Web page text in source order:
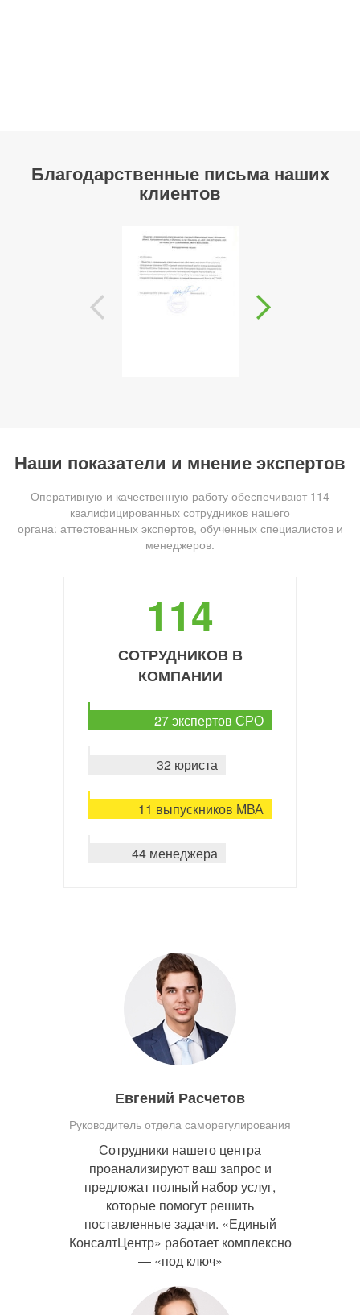
Благодарственные письма наших
клиентов
Наши показатели и мнение экспертов
Оперативную и качественную работу обеспечивают 114
квалифицированных сотрудников нашего
органа: аттестованных экспертов, обученных специалистов и
менеджеров.
114
СОТРУДНИКОВ В
КОМПАНИИ
27 экспертов СРО
32 юриста
11 выпускников МВА
44 менеджера
Евгений Расчетов
Руководитель отдела саморегулирования
Сотрудники нашего центра
проанализируют ваш запрос и
предложат полный набор услуг,
которые помогут решить
поставленные задачи. «Единый
КонсалтЦентр» работает комплексно
— «под ключ»